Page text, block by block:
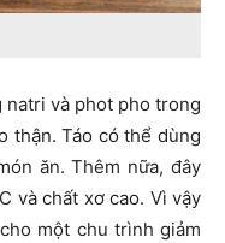
natri và phot pho trong
thận. Táo có thể dùng
ăn. Thêm nữa, đây
và chất xơ cao. Vì vậy
một chu trình giảm